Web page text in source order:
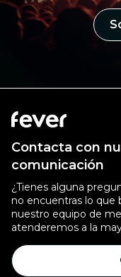
Contacta con
comunicación
¿Tienes alguna
no encuentras lo que
nuestro equipo de
atenderemos a la